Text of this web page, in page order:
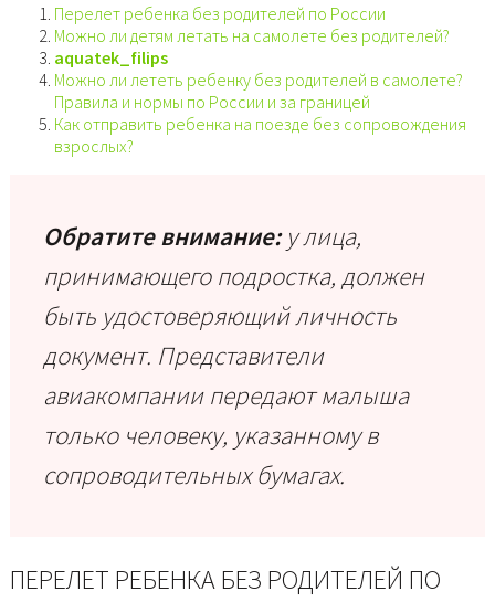
Перелет ребенка без родителей по России
Можно ли детям летать на самолете без родителей?
aquatek_filips
Можно ли лететь ребенку без родителей в самолете?
Правила и нормы по России и за границей
Как отправить ребенка на поезде без сопровождения
взрослых?
Обратите внимание:у лица,
принимающего подростка, должен
быть удостоверяющий личность
документ. Представители
авиакомпании передают малыша
только человеку, указанному в
сопроводительных бумагах.
ПЕРЕЛЕТ РЕБЕНКА БЕЗ РОДИТЕЛЕЙ ПО